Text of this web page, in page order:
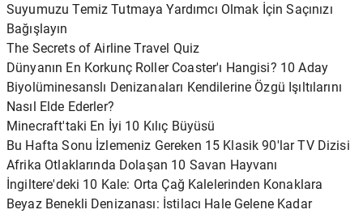
Suyumuzu Temiz Tutmaya Yardımcı Olmak İçin Saçınızı
Bağışlayın
The Secrets of Airline Travel Quiz
Dünyanın En Korkunç Roller Coaster'ı Hangisi? 10 Aday
Biyolüminesanslı Denizanaları Kendilerine Özgü Işıltılarını
Nasıl Elde Ederler?
Minecraft'taki En İyi 10 Kılıç Büyüsü
Bu Hafta Sonu İzlemeniz Gereken 15 Klasik 90'lar TV Dizisi
Afrika Otlaklarında Dolaşan 10 Savan Hayvanı
İngiltere'deki 10 Kale: Orta Çağ Kalelerinden Konaklara
Beyaz Benekli Denizanası: İstilacı Hale Gelene Kadar